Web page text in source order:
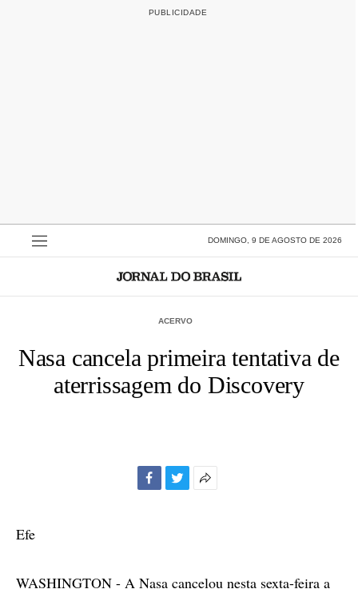
DOMINGO, 9 DE AGOSTO DE 2026
ACERVO
Nasa cancela primeira tentativa de
aterrissagem do Discovery
Efe
WASHINGTON - A Nasa cancelou nesta sexta-feira a